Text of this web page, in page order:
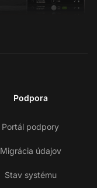
Podpora
Portál podpory
Migrácia údajov
Stav systému